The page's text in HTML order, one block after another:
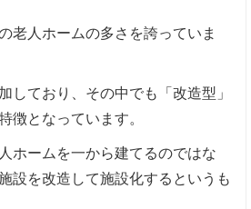
老人ホームの多さを誇っていま
しており、その中でも「改造型」
徴となっています。
ホームを一から建てるのではな
設を改造して施設化するというも